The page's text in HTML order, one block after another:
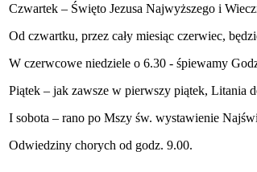
Czwartek – Święto Jezusa Najwyższego i
Od czwartku, przez cały miesiąc czerwiec,
W czerwcowe niedziele o 6.30 - śpiewamy
Piątek – jak zawsze w pierwszy piątek, Litania
I sobota – rano po Mszy św. wystawienie
Odwiedziny chorych od godz. 9.00.